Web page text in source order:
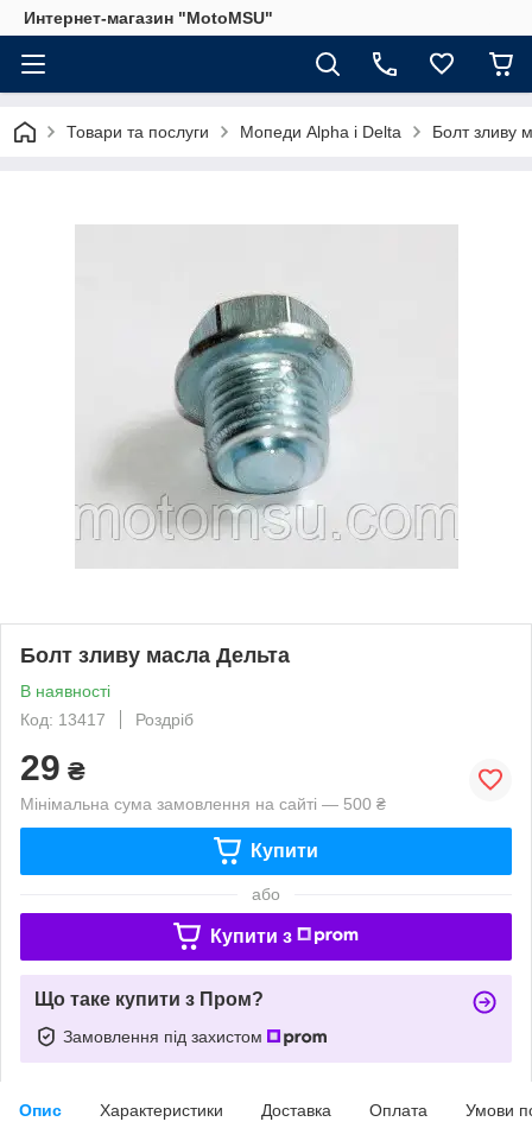
Интернет-магазин "MotoMSU"
Товари та послуги Мопеди Alpha і Delta Болт зливу
Болт зливу масла Дельта
В наявності
Код: 13417
Роздріб
29 ₴
Мінімальна сума замовлення на сайті — 500 ₴
Купити
або
Купити з
Що таке купити з Пром?
Замовлення під захистом
Опис Характеристики Доставка Оплата Умови